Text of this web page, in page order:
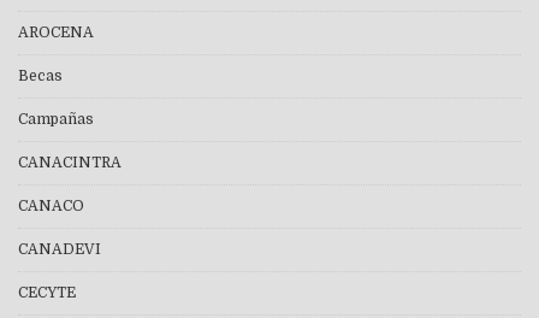
AROCENA
Becas
Campañas
CANACINTRA
CANACO
CANADEVI
CECYTE